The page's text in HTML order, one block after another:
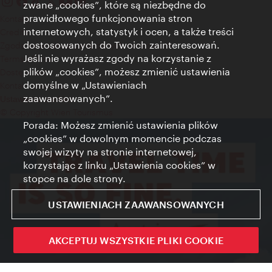
Kontakt
Credits
Zgoda na przetwarzanie danych osobowych
Terms of Use
Dostępność
Kontakt prasowy
Ustawienia cookies
zwane „cookies”, które są niezbędne do
prawidłowego funkcjonowania stron
internetowych, statystyk i ocen, a także treści
dostosowanych do Twoich zainteresowań.
Jeśli nie wyrażasz zgody na korzystanie z
plików „cookies”, możesz zmienić ustawienia
domyślne w „Ustawieniach
zaawansowanych”.
Porada: Możesz zmienić ustawienia plików
„cookies” w dowolnym momencie podczas
swojej wizyty na stronie internetowej,
korzystając z linku „Ustawienia cookies” w
stopce na dole strony.
USTAWIENIACH ZAAWANSOWANYCH
AKCEPTUJ WSZYSTKIE PLIKI COOKIE